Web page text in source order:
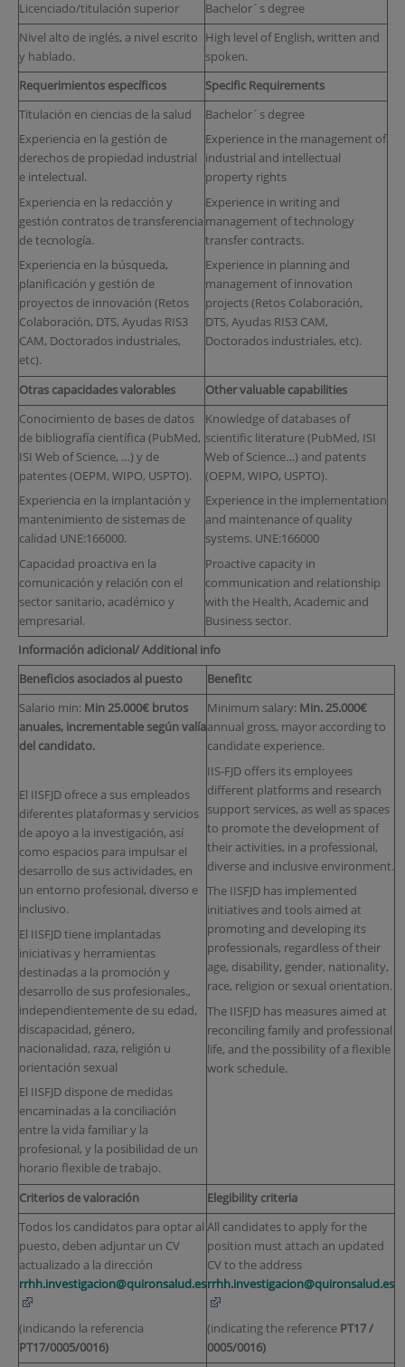
Licenciado/titulación superior
Bachelor´s degree
Nivel alto de inglés, a nivel escrito
y hablado.
High level of English, written and
spoken.
Requerimientos específicos
Specific Requirements
Titulación en ciencias de la salud
Experiencia en la gestión de
derechos de propiedad industrial
e intelectual.
Experiencia en la redacción y
gestión contratos de transferencia
de tecnología.
Experiencia en la búsqueda,
planificación y gestión de
proyectos de innovación (Retos
Colaboración, DTS, Ayudas RIS3
CAM, Doctorados industriales,
etc).
Bachelor´s degree
Experience in the management of
industrial and intellectual
property rights
Experience in writing and
management of technology
transfer contracts.
Experience in planning and
management of innovation
projects (Retos Colaboración,
DTS, Ayudas RIS3 CAM,
Doctorados industriales, etc).
Otras capacidades valorables
Other valuable capabilities
Conocimiento de bases de datos
de bibliografía científica (PubMed,
ISI Web of Science, …) y de
patentes (OEPM, WIPO, USPTO).
Experiencia en la implantación y
mantenimiento de sistemas de
calidad UNE:166000.
Capacidad proactiva en la
comunicación y relación con el
sector sanitario, académico y
empresarial.
Knowledge of databases of
scientific literature (PubMed, ISI
Web of Science…) and patents
(OEPM, WIPO, USPTO).
Experience in the implementation
and maintenance of quality
systems. UNE:166000
Proactive capacity in
communication and relationship
with the Health, Academic and
Business sector.
Información adicional/ Additional info
Beneficios asociados al puesto
Benefitc
Salario min: Min 25.000€ brutos
anuales, incrementable según valía
del candidato.
El IISFJD ofrece a sus empleados
diferentes plataformas y servicios
de apoyo a la investigación, así
como espacios para impulsar el
desarrollo de sus actividades, en
un entorno profesional, diverso e
inclusivo.
El IISFJD tiene implantadas
iniciativas y herramientas
destinadas a la promoción y
desarrollo de sus profesionales.,
independientemente de su edad,
discapacidad, género,
nacionalidad, raza, religión u
orientación sexual
El IISFJD dispone de medidas
encaminadas a la conciliación
entre la vida familiar y la
profesional, y la posibilidad de un
horario flexible de trabajo.
Minimum salary: Min. 25.000€
annual gross, mayor according to
candidate experience.
IIS-FJD offers its employees
different platforms and research
support services, as well as spaces
to promote the development of
their activities, in a professional,
diverse and inclusive environment.
The IISFJD has implemented
initiatives and tools aimed at
promoting and developing its
professionals, regardless of their
age, disability, gender, nationality,
race, religion or sexual orientation.
The IISFJD has measures aimed at
reconciling family and professional
life, and the possibility of a flexible
work schedule.
Criterios de valoración
Elegibility criteria
Todos los candidatos para optar al
puesto, deben adjuntar un CV
actualizado a la dirección
rrhh.investigacion@quironsalud.es
(indicando la referencia
PT17/0005/0016)
All candidates to apply for the
position must attach an updated
CV to the address
rrhh.investigacion@quironsalud.es
(indicating the reference PT17 /
0005/0016)